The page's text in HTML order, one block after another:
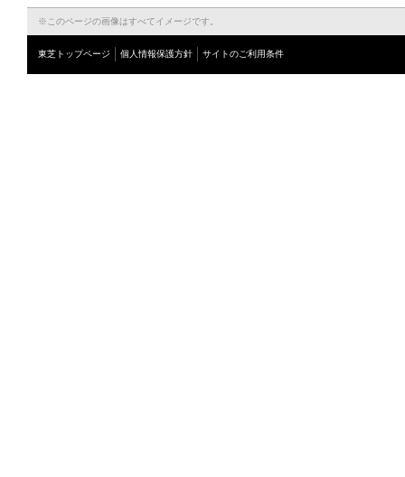
※このページの画像はすべてイメージです。
東芝トップページ 個人情報保護方針 サイトのご利用条件